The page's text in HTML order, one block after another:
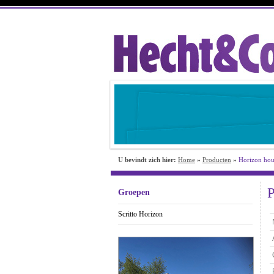
U bevindt zich hier: Home » Producten » Horizon
Groepen
Scritto Horizon